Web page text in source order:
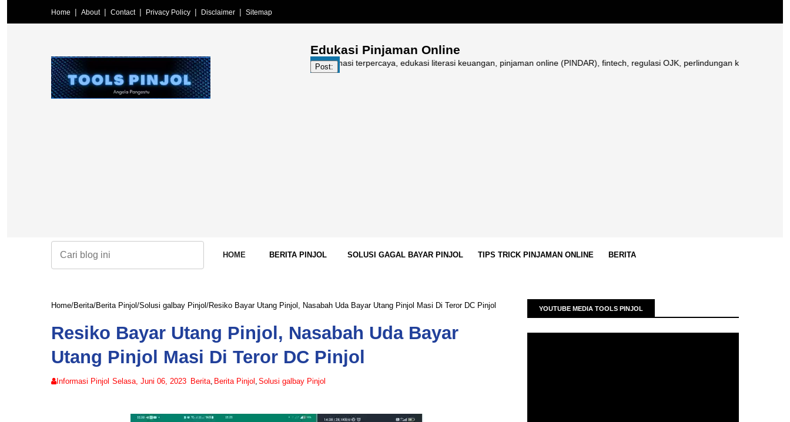
Home About Contact Privacy Policy Disclaimer Sitemap
Edukasi Pinjaman Online
Post:
Media Tools Pinjol | Media Galbay – Menyajikan berita terkini, informasi terpercaya, edukasi literasi keuangan, pinjaman online (PINDAR), fintech, regulasi OJK, perlindungan konsumen, galbay
HOME BERITA PINJOL SOLUSI GAGAL BAYAR PINJOL TIPS TRICK PINJAMAN ONLINE BERITA
Home/Berita/Berita Pinjol /Solusi galbay Pinjol /Resiko Bayar Utang Pinjol, Nasabah Uda Bayar Utang Pinjol Masi Di Teror DC Pinjol
Resiko Bayar Utang Pinjol, Nasabah Uda Bayar
Utang Pinjol Masi Di Teror DC Pinjol
Informasi Pinjol Selasa, Juni 06, 2023 Berita, Berita Pinjol , Solusi galbay Pinjol
YOUTUBE MEDIA TOOLS PINJOL